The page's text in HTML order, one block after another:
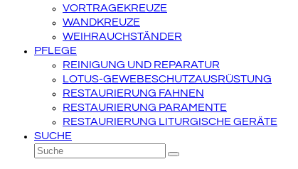
VORTRAGEKREUZE
WANDKREUZE
WEIHRAUCHSTÄNDER
PFLEGE
REINIGUNG UND REPARATUR
LOTUS-GEWEBESCHUTZAUSRÜSTUNG
RESTAURIERUNG FAHNEN
RESTAURIERUNG PARAMENTE
RESTAURIERUNG LITURGISCHE GERÄTE
SUCHE
Suche
Senden